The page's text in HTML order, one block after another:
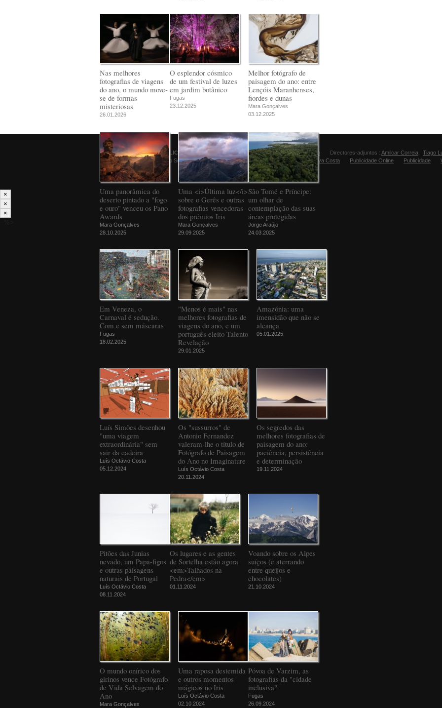
Nas melhores
fotografias de viagens
do ano, o mundo move-
se de formas
misteriosas
26.01.2026
O esplendor cósmico
de um festival de luzes
em jardim botânico
Fugas
23.12.2025
Melhor fotógrafo de
paisagem do ano: entre
Lençóis Maranhenses,
fiordes e dunas
Mara Gonçalves
03.12.2025
Uma panorâmica do
deserto pintado a "fogo
e ouro" venceu os Pano
Awards
Mara Gonçalves
28.10.2025
Uma <i>Última luz</i>
sobre o Gerês e outras
fotografias vencedoras
dos prémios Iris
Mara Gonçalves
29.09.2025
São Tomé e Príncipe:
um olhar de
contemplação das suas
áreas protegidas
Jorge Araújo
24.03.2025
Em Veneza, o
Carnaval é sedução.
Com e sem máscaras
Fugas
18.02.2025
"Menos é mais" nas
melhores fotografias de
viagens do ano, e um
português eleito Talento
Revelação
29.01.2025
Amazónia: uma
imensidão que não se
alcança
05.01.2025
Luís Simões desenhou
"uma viagem
extraordinária" sem
sair da cadeira
Luís Octávio Costa
05.12.2024
Os "sussurros" de
Antonio Fernandez
valeram-lhe o título de
Fotógrafo de Paisagem
do Ano no Imaginature
Luís Octávio Costa
20.11.2024
Os segredos das
melhores fotografias de
paisagem do ano:
paciência, persistência
e determinação
19.11.2024
Pitões das Junias
nevado, um Papa-figos
e outras paisagens
naturais de Portugal
Luís Octávio Costa
08.11.2024
Os lugares e as gentes
de Sortelha estão agora
<em>Talhados na
Pedra</em>
01.11.2024
Voando sobre os Alpes
suíços (e aterrando
entre queijos e
chocolates)
21.10.2024
O mundo onírico dos
girinos vence Fotógrafo
de Vida Selvagem do
Ano
Mara Gonçalves
Uma raposa destemida
e outros momentos
mágicos no Iris
Luís Octávio Costa
02.10.2024
Póvoa de Varzim, as
fotografias da "cidade
inclusiva"
Fugas
26.09.2024
© 2026PÚBLICO
Comunicação Social SA
Director:Manuel Carvalho Directores-adjuntos : Amilcar Correia
Tiago
Editora Fugas:Sandra Silva Costa Publicidade Online Publicidade
×
×
×